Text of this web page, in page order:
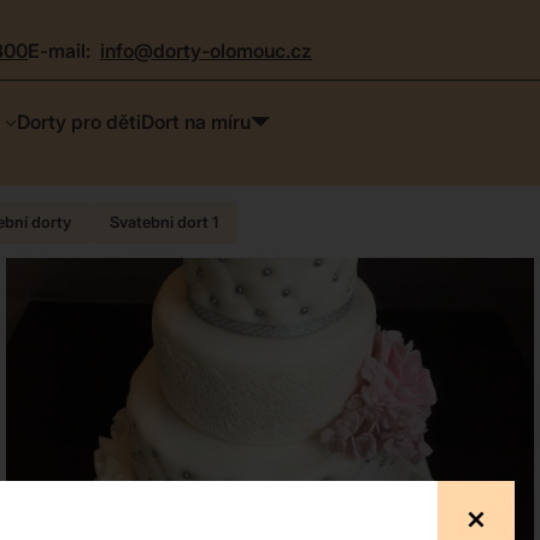
e-mail: info@dorty-olomouc.cz
Dorty pro dětiDort na míru
dorty Svatebni dort 1